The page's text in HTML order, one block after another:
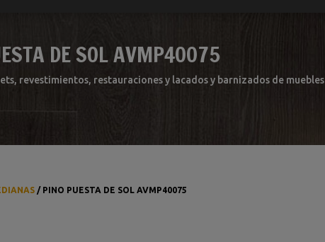
DE SOL AVMP40075
revestimientos, restauraciones y lacados y barnizados de muebles
/ PINO PUESTA DE SOL AVMP40075